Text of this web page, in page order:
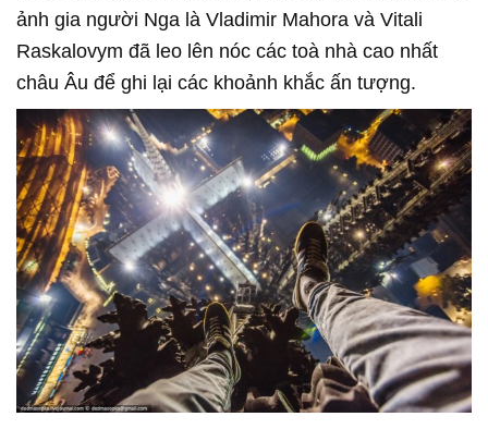
ảnh gia người Nga là Vladimir Mahora và Vitali
Raskalovym đã leo lên nóc các toà nhà cao nhất
châu Âu để ghi lại các khoảnh khắc ấn tượng.